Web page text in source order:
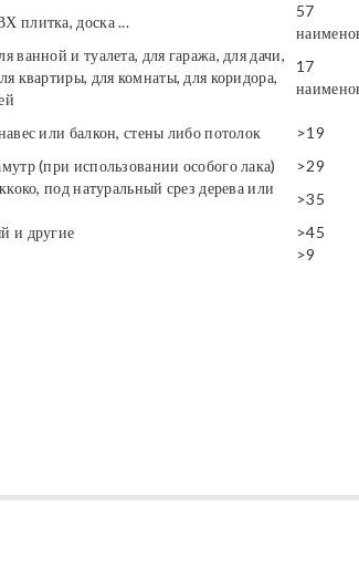
плитка, доска ...
57
ванной и туалета, для гаража, для дачи,
квартиры, для комнаты, для коридора,
17
или балкон, стены либо потолок
>19
(при использовании особого лака)
>29
под натуральный срез дерева или
>35
и другие
>45
>9